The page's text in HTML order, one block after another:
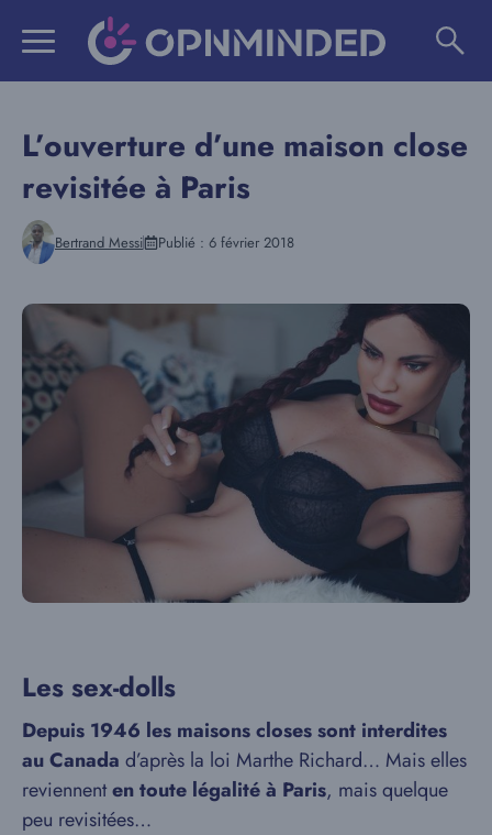
L’ouverture d’une maison close
revisitée à Paris
Bertrand Messi Publié : 6 février 2018
Les sex-dolls
Depuis 1946 les maisons closes sont interdites
au Canada d’après la loi Marthe Richard… Mais elles
reviennenten toute légalité à Paris, mais quelque
peu revisitées…